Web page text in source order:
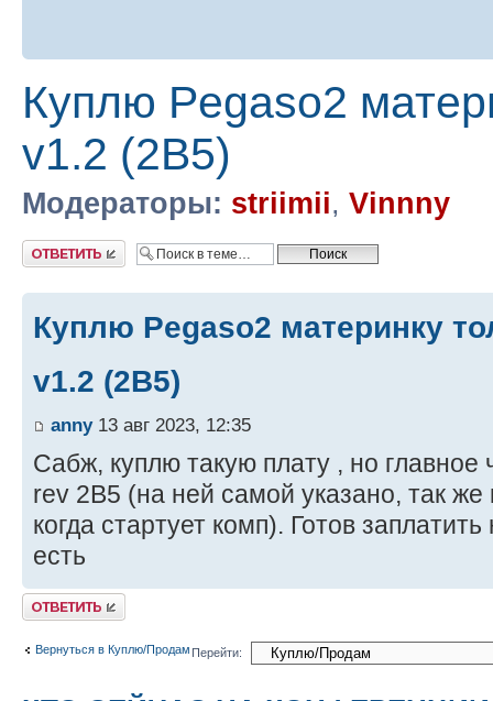
Куплю Pegaso2
v1.2 (2B5)
Модераторы: striimii, Vinnny
Ответить
Куплю Pegaso2 материнку
v1.2 (2B5)
anny13 авг 2023, 12:35
Сабж, куплю такую плату , но
rev 2B5 (на ней самой указано, так же
когда стартует комп). Готов
есть
Ответить
Вернуться в Куплю/Продам Перейти: